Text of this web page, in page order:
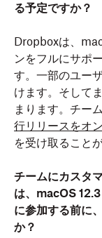
る予定ですか？
Dropboxは、
ンをフルにサポ
す。一部のユー
けます。そして
まります。チー
行リリースをオン
を受け取ること
チームにカスタ
は、macOS
に参加する前に
か？